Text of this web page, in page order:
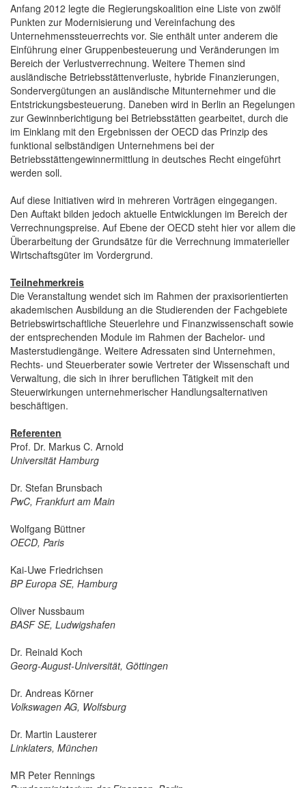
Anfang 2012 legte die Regierungskoalition eine Liste von zwölf
Punkten zur Modernisierung und Vereinfachung des
Unternehmenssteuerrechts vor. Sie enthält unter anderem die
Einführung einer Gruppenbesteuerung und Veränderungen im
Bereich der Verlustverrechnung. Weitere Themen sind
ausländische Betriebsstättenverluste, hybride Finanzierungen,
Sondervergütungen an ausländische Mitunternehmer und die
Entstrickungsbesteuerung. Daneben wird in Berlin an Regelungen
zur Gewinnberichtigung bei Betriebsstätten gearbeitet, durch die
im Einklang mit den Ergebnissen der OECD das Prinzip des
funktional selbständigen Unternehmens bei der
Betriebsstättengewinnermittlung in deutsches Recht eingeführt
werden soll.
Auf diese Initiativen wird in mehreren Vorträgen eingegangen.
Den Auftakt bilden jedoch aktuelle Entwicklungen im Bereich der
Verrechnungspreise. Auf Ebene der OECD steht hier vor allem die
Überarbeitung der Grundsätze für die Verrechnung immaterieller
Wirtschaftsgüter im Vordergrund.
Teilnehmerkreis
Die Veranstaltung wendet sich im Rahmen der praxisorientierten
akademischen Ausbildung an die Studierenden der Fachgebiete
Betriebswirtschaftliche Steuerlehre und Finanzwissenschaft sowie
der entsprechenden Module im Rahmen der Bachelor- und
Masterstudiengänge. Weitere Adressaten sind Unternehmen,
Rechts- und Steuerberater sowie Vertreter der Wissenschaft und
Verwaltung, die sich in ihrer beruflichen Tätigkeit mit den
Steuerwirkungen unternehmerischer Handlungsalternativen
beschäftigen.
Referenten
Prof. Dr. Markus C. Arnold
Universität Hamburg
Dr. Stefan Brunsbach
PwC, Frankfurt am Main
Wolfgang Büttner
OECD, Paris
Kai-Uwe Friedrichsen
BP Europa SE, Hamburg
Oliver Nussbaum
BASF SE, Ludwigshafen
Dr. Reinald Koch
Georg-August-Universität, Göttingen
Dr. Andreas Körner
Volkswagen AG, Wolfsburg
Dr. Martin Lausterer
Linklaters, München
MR Peter Rennings